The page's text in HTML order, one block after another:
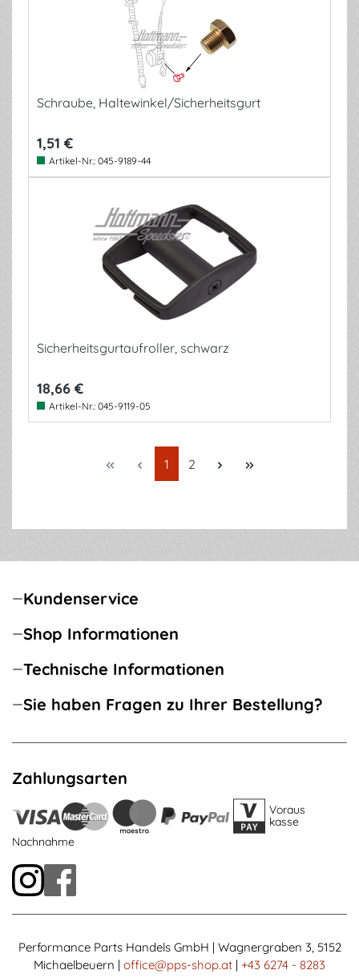
Schraube, Haltewinkel/Sicherheitsgurt
1,51 €
Artikel-Nr.: 045-9189-44
Sicherheitsgurtaufroller, schwarz
18,66 €
Artikel-Nr.: 045-9119-05
Seite
1 Seite
2
Kundenservice
Shop Informationen
Technische Informationen
Sie haben Fragen zu Ihrer Bestellung?
Zahlungsarten
Voraus
kasse
Nachnahme
Performance Parts Handels GmbH | Wagnergraben 3, 5152
Michaelbeuern | office@pps-shop.at | +43 6274 - 8283